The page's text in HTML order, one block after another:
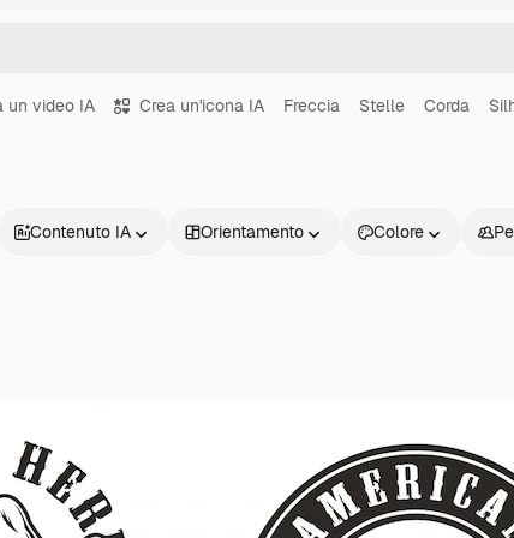
un video IA Crea un'icona IA Freccia Stelle Corda
Contenuto IA Orientamento Colore
Prodotti Inizia